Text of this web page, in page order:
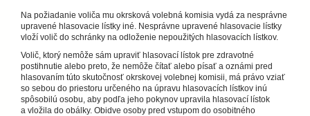
Na požiadanie voliča mu okrsková volebná komisia vydá za nesprávne
upravené hlasovacie lístky iné. Nesprávne upravené hlasovacie lístky
vloží volič do schránky na odloženie nepoužitých hlasovacích lístkov.
Volič, ktorý nemôže sám upraviť hlasovací lístok pre zdravotné
postihnutie alebo preto, že nemôže čítať alebo písať a oznámi pred
hlasovaním túto skutočnosť okrskovej volebnej komisii, má právo vziať
so sebou do priestoru určeného na úpravu hlasovacích lístkov inú
spôsobilú osobu, aby podľa jeho pokynov upravila hlasovací lístok
a vložila do obálky. Obidve osoby pred vstupom do osobitného